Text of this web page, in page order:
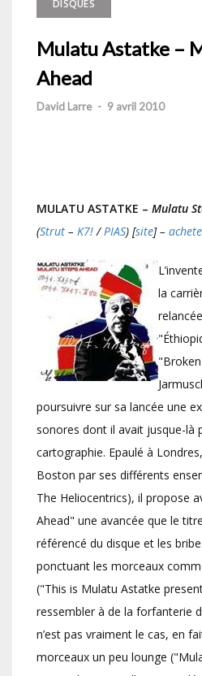
DISQUES
Mulatu Astatke –
Ahead
David Larre - 9 avril 2010
MULATU ASTATKE – Mulatu
(Strut – K7!/PIAS) [site] –
la
poursuivre sur sa lancée une
sonores dont il avait jusque-là
cartographie. Epaulé à
Boston par ses différents
The Heliocentrics), il propose
Ahead" une avancée que le
référencé du disque et les
ponctuant les morceaux
("This is Mulatu Astatke
ressembler à de la forfanterie
n’est pas vraiment le cas, en
morceaux un peu lounge